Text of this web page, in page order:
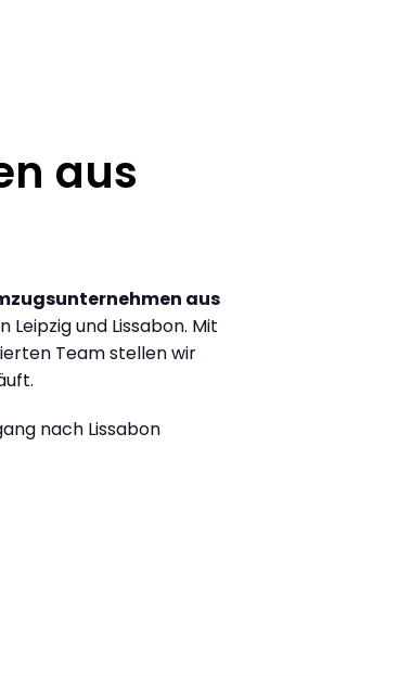
aus
aus
und Lissabon. Mit
Team stellen wir
nach Lissabon